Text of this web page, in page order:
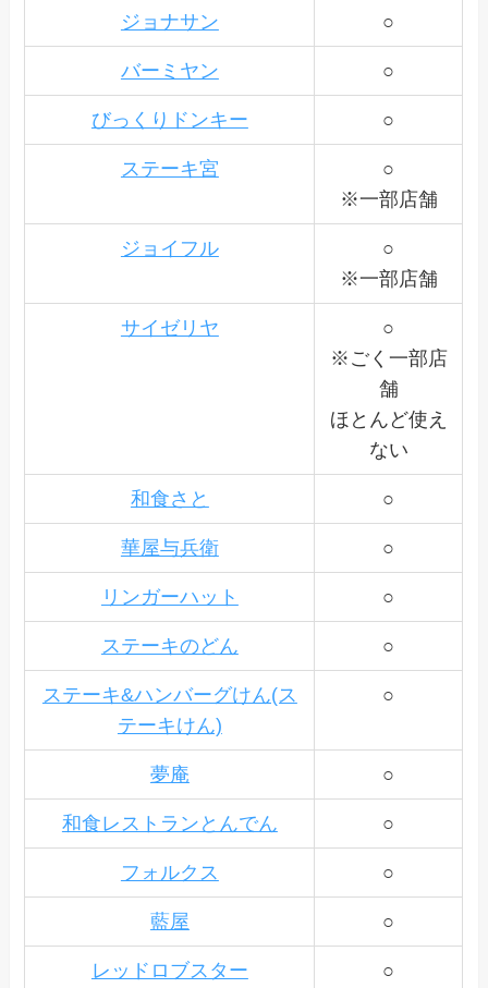
ジョナサン ○
バーミヤン ○
びっくりドンキー ○
ステーキ宮
○
※一部店舗
ジョイフル
○
※一部店舗
サイゼリヤ
○
※ごく一部店
舗
ほとんど使え
ない
和食さと ○
華屋与兵衛 ○
リンガーハット ○
ステーキのどん ○
ステーキ&ハンバーグけん(ス
テーキけん)
○
夢庵 ○
和食レストランとんでん ○
フォルクス ○
藍屋 ○
レッドロブスター ○